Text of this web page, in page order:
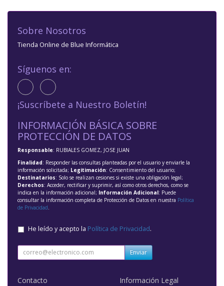
Sobre Nosotros
Tienda Online de Blue Informática
Síguenos en:
¡Suscríbete a Nuestro Boletín!
INFORMACIÓN BÁSICA SOBRE
PROTECCIÓN DE DATOS
Responsable: RUBIALES GOMEZ, JOSE JUAN
Finalidad: Responder las consultas planteadas por el usuario y enviarle la
información solicitada; Legitimación: Consentimiento del usuario;
Destinatarios: Solo se realizan cesiones si existe una obligación legal;
Derechos: Acceder, rectificar y suprimir, así como otros derechos, como se
indica en la información adicional; Información Adicional: Puede
consultar la información completa de Protección de Datos en nuestra Política
de Privacidad
He leído y acepto la Política de Privacidad.
Enviar
Contacto
Información Legal